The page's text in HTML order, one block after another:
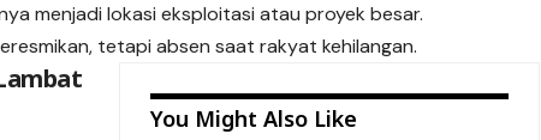
menjadi lokasi eksploitasi atau proyek besar.
tetapi absen saat rakyat kehilangan.
You Might Also Like